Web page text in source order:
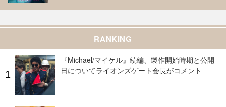
RANKING
『Michael/マイケル』続編、製作開始時期と公開
日についてライオンズゲート会長がコメント